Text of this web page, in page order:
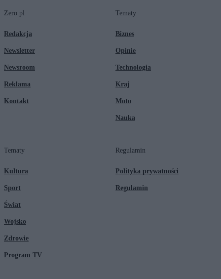
Zero.pl
Redakcja
Newsletter
Newsroom
Reklama
Kontakt
Tematy
Biznes
Opinie
Technologia
Kraj
Moto
Nauka
Tematy
Kultura
Sport
Świat
Wojsko
Zdrowie
Program TV
Regulamin
Polityka prywatności
Regulamin